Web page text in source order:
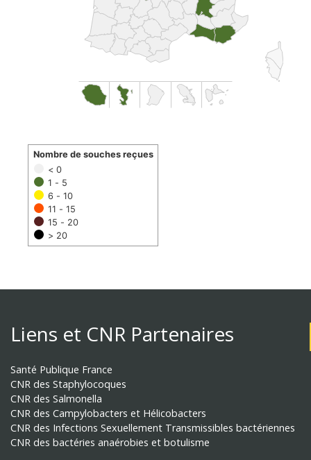
< 0
1 - 5
6 - 10
11 - 15
15 - 20
> 20
Nombre de souches reçues
Liens et CNR Partenaires
Santé Publique France
CNR des Staphylocoques
CNR des Salmonella
CNR des Campylobacters et Hélicobacters
CNR des Infections Sexuellement Transmissibles bactériennes
CNR des bactéries anaérobies et botulisme